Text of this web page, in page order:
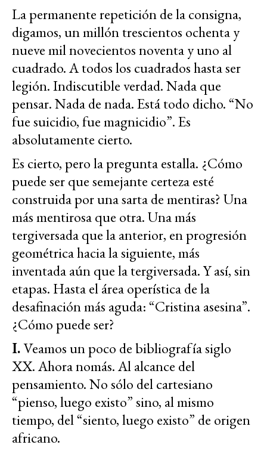
La permanente repetición de la consigna,
digamos, un millón trescientos ochenta y
nueve mil novecientos noventa y uno al
cuadrado. A todos los cuadrados hasta ser
legión. Indiscutible verdad. Nada que
pensar. Nada de nada. Está todo dicho. “No
fue suicidio, fue magnicidio”. Es
absolutamente cierto.
Es cierto, pero la pregunta estalla. ¿Cómo
puede ser que semejante certeza esté
construida por una sarta de mentiras? Una
más mentirosa que otra. Una más
tergiversada que la anterior, en progresión
geométrica hacia la siguiente, más
inventada aún que la tergiversada. Y así, sin
etapas. Hasta el área operística de la
desafinación más aguda: “Cristina asesina”.
¿Cómo puede ser?
I.Veamos un poco de bibliografía siglo
XX. Ahora nomás. Al alcance del
pensamiento. No sólo del cartesiano
“pienso, luego existo” sino, al mismo
tiempo, del “siento, luego existo” de origen
africano.